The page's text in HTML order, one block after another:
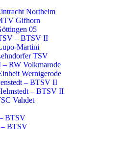
Northeim
Gifhorn
05
– BTSV II
Martini
TSV
RW Volkmarode
Wernigerode
– BTSV II
– BTSV II
Vahdet
BTSV
– BTSV